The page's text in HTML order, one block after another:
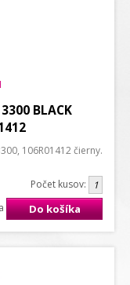
Počet kusov:
Do košíka
3300 BLACK
106R01412 čierny.
A4